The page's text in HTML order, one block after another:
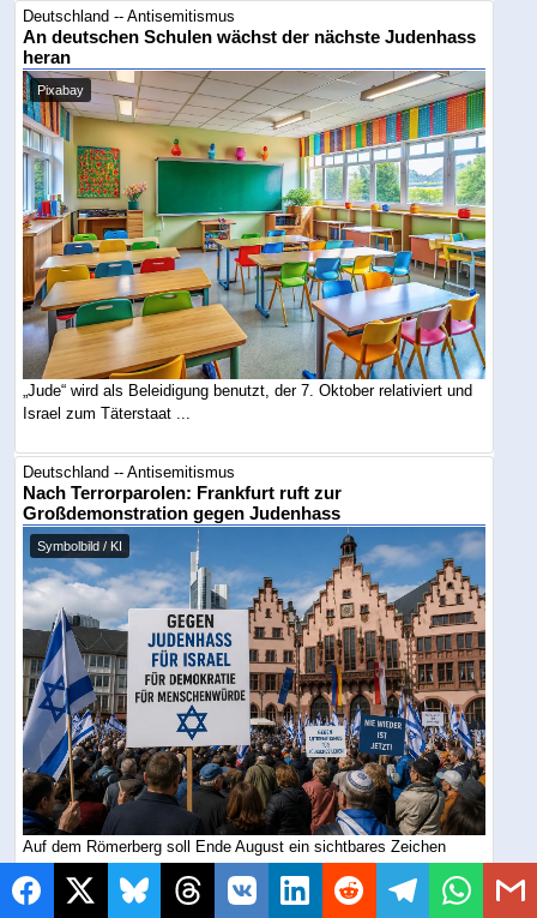
Deutschland -- Antisemitismus
An deutschen Schulen wächst der nächste Judenhass
heran
Pixabay
„Jude“ wird als Beleidigung benutzt, der 7. Oktober relativiert und
Israel zum Täterstaat ...
Deutschland -- Antisemitismus
Nach Terrorparolen: Frankfurt ruft zur
Großdemonstration gegen Judenhass
Symbolbild / KI
Auf dem Römerberg soll Ende August ein sichtbares Zeichen